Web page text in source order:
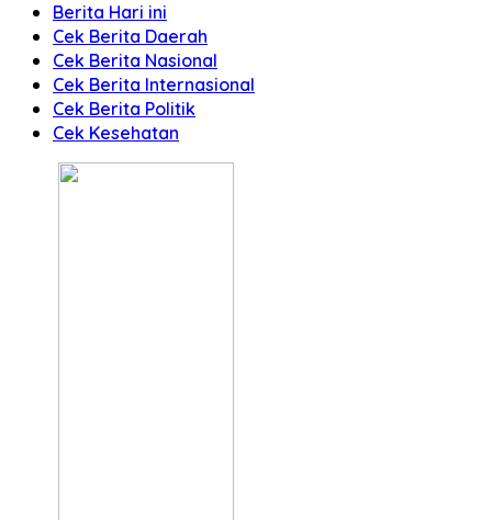
Berita Hari ini
Cek Berita Daerah
Cek Berita Nasional
Cek Berita Internasional
Cek Berita Politik
Cek Kesehatan